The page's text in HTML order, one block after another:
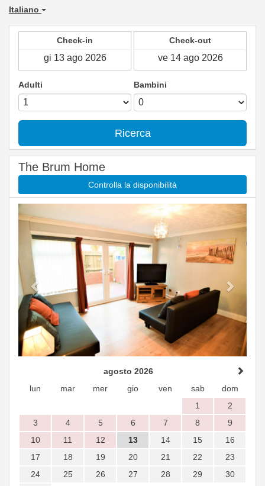
Italiano
Check-in Check-out
Adulti Bambini
Ricerca
The Brum Home
Controlla la disponibilità
agosto 2026
lun
mar mer gio ven sab
dom
1
2
3
4 5 6 7 8
9
10
11 12 13 14 15
16
17
18 19 20 21 22
23
24
25 26 27 28 29
30